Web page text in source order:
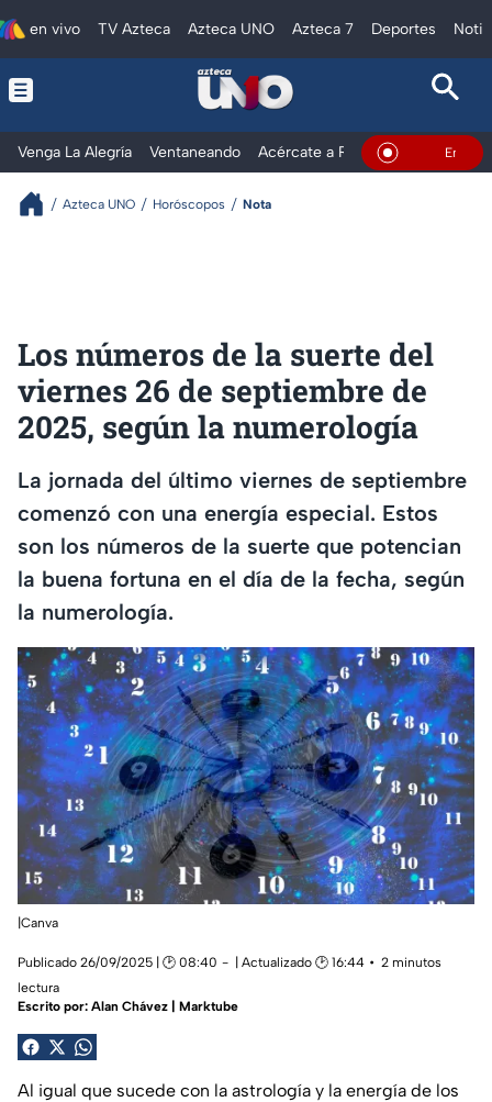
en vivo TV Azteca Azteca UNO Azteca 7 Deportes
Venga La Alegría Ventaneando Acércate a Rocío Al Extremo
En Vivo
Azteca UNO Horóscopos Nota
Los números de la suerte del
viernes 26 de septiembre de
2025, según la numerología
La jornada del último viernes de septiembre
comenzó con una energía especial. Estos
son los números de la suerte que potencian
la buena fortuna en el día de la fecha, según
la numerología.
|Canva
Publicado 26/09/2025 | 🕑 08:40 | Actualizado 🕑 16:44
2 minutos
lectura
Escrito por: Alan Chávez | Marktube
Al igual que sucede con la astrología y la energía de los